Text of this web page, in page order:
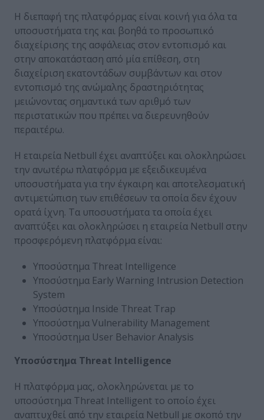
Η διεπαφή της πλατφόρμας είναι κοινή για όλα τα
υποσυστήματα της και βοηθά το προσωπικό
διαχείρισης της ασφάλειας στον εντοπισμό και
στην αποκατάσταση από μία επίθεση, στη
διαχείριση εκατοντάδων συμβάντων και στον
εντοπισμό της ανώμαλης δραστηριότητας
μειώνοντας σημαντικά των αριθμό των
περιστατικών που πρέπει να διερευνηθούν
περαιτέρω.
Η εταιρεία Netbull έχει αναπτύξει και ολοκληρώσει
την ανωτέρω πλατφόρμα με εξειδικευμένα
υποσυστήματα για την έγκαιρη και αποτελεσματική
αντιμετώπιση των επιθέσεων τα οποία δεν έχουν
ορατά ίχνη. Tα υποσυστήματα τα οποία έχει
αναπτύξει και ολοκληρώσει η εταιρεία Netbull στην
προσφερόμενη πλατφόρμα είναι:
Υποσύστημα Threat Intelligence
Yποσύστημα Early Warning Intrusion Detection
System
Yποσύστημα Inside Threat Trap
Yποσύστημα Vulnerability Management
Yποσύστημα User Behavior Analysis
Υποσύστημα Threat Intelligence
H πλατφόρμα μας, ολοκληρώνεται με το
υποσύστημα Threat Intelligent το οποίο έχει
αναπτυχθεί από την εταιρεία Netbull με σκοπό την